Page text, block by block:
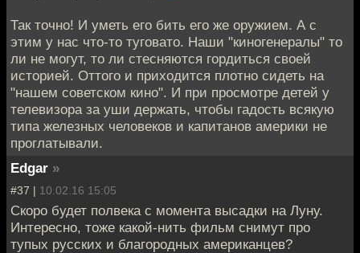
Так точно! И уметь его бить его же оружием. А с
этим у нас что-то туговато. Наши "киногенералы" то
ли не могут, то ли стесняются гордиться своей
историей. Оттого и приходится плотно сидеть на
"нашем советском кино". И при просмотре детей у
телевизора за уши держать, чтобы гадость всякую
типа железных человеков и капитанов америки не
проглатывали.
Edgar »
#37 | 10.02.16 15:05
Скоро будет полвека с момента высадки на Луну.
Интересно, тоже какой-нить фильм снимут про
тупых русских и благородных американцев?